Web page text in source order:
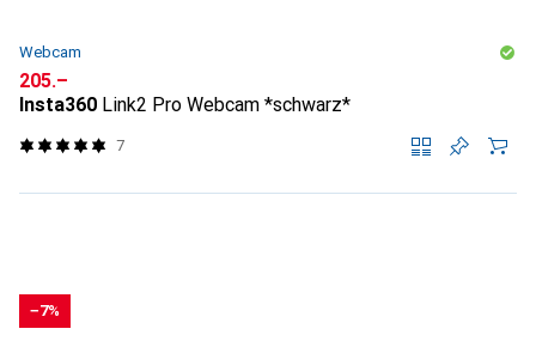
Webcam
CHF
205.–
Insta360 Link2 Pro Webcam *schwarz*
7
−7%